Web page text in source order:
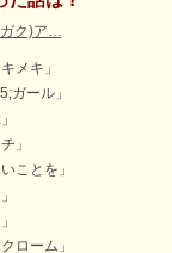
ガク)ア…
メキ」
ガール」
」
ことを」
ローム」